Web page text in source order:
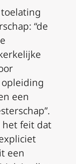
“de
een
het feit dat
een